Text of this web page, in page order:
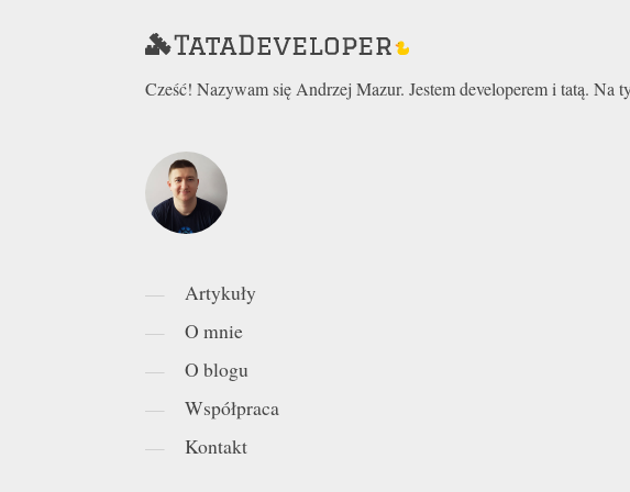
Cześć! Nazywam się Andrzej Mazur. Jestem developerem i tatą. Na
Artykuły
O mnie
O blogu
Współpraca
Kontakt